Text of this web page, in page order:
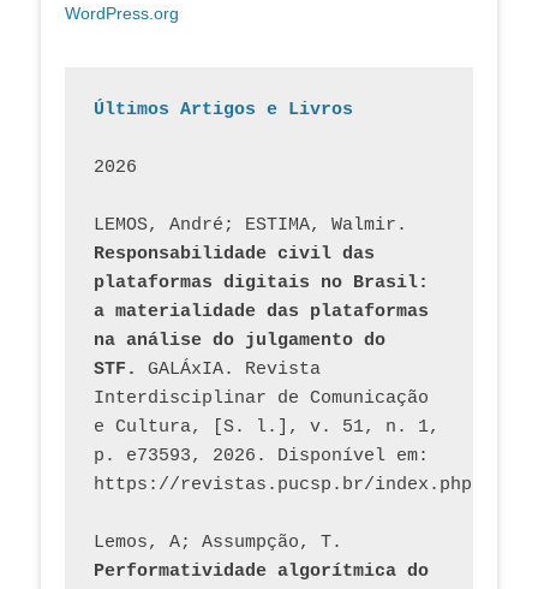
WordPress.org
Últimos Artigos e Livros
2026
Responsabilidade civil das
plataformas digitais no Brasil:
a materialidade das plataformas
na análise do julgamento do
STF.
GALÁxIA. Revista
Interdisciplinar de Comunicação
e Cultura, [S. l.], v. 51, n. 1,
p. e73593, 2026. Disponível em:
Performatividade algorítmica do